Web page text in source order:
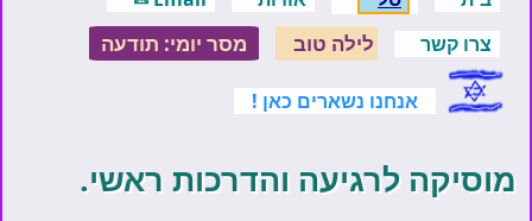
צרו קשר
לילה טוב מסר יומי: תודעה
אנחנו נשארים כאן !
מוסיקה לרגיעה והדרכות ראשי.